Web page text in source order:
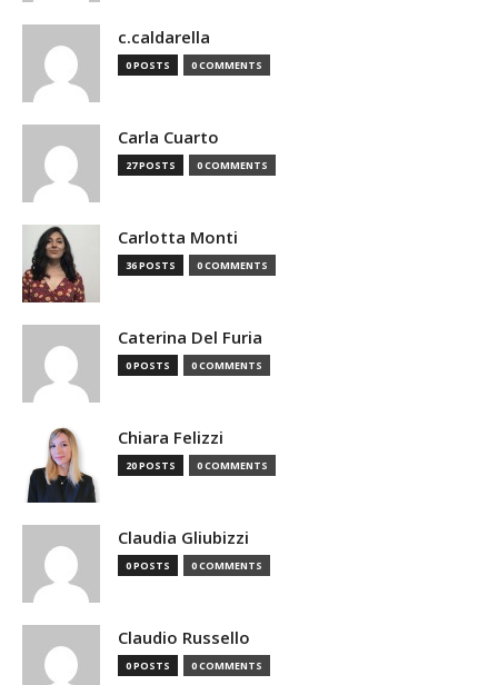
c.caldarella
0 POSTS 0 COMMENTS
Carla Cuarto
27 POSTS 0 COMMENTS
Carlotta Monti
36 POSTS 0 COMMENTS
Caterina Del Furia
0 POSTS 0 COMMENTS
Chiara Felizzi
20 POSTS 0 COMMENTS
Claudia Gliubizzi
0 POSTS 0 COMMENTS
Claudio Russello
0 POSTS 0 COMMENTS